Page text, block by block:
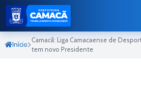
Início
Camacã: Liga Camacaense de
tem novo Presidente